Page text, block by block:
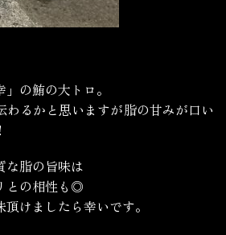
の鮪の大トロ。
わるかと思いますが脂の甘みが口い
な脂の旨味は
との相性も◎
けましたら幸いです。